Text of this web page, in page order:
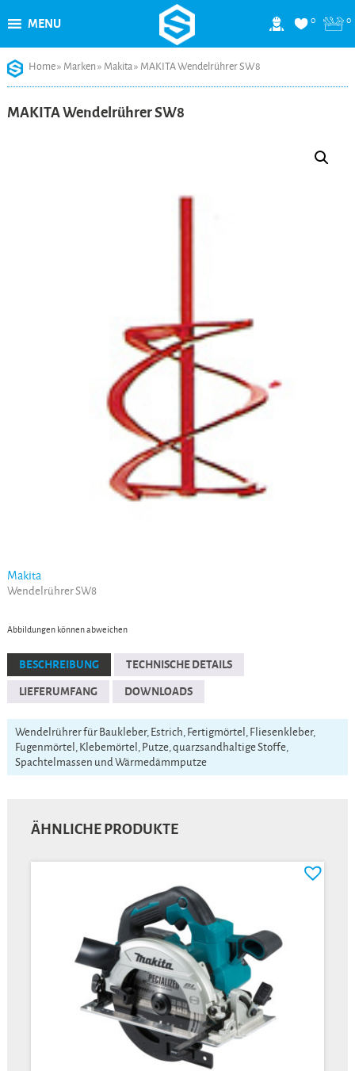
content
0 0
MENU
Home» Marken» Makita» MAKITA Wendelrührer SW8
MAKITA Wendelrührer SW8
Makita
Wendelrührer SW8
Abbildungen können abweichen
BESCHREIBUNG TECHNISCHE DETAILS
LIEFERUMFANG DOWNLOADS
Wendelrührer für Baukleber, Estrich, Fertigmörtel, Fliesenkleber,
Fugenmörtel, Klebemörtel, Putze, quarzsandhaltige Stoffe,
Spachtelmassen und Wärmedämmputze
ÄHNLICHE PRODUKTE